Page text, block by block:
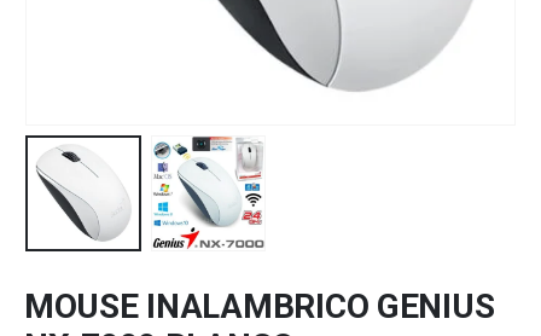
MOUSE INALAMBRICO GENIUS